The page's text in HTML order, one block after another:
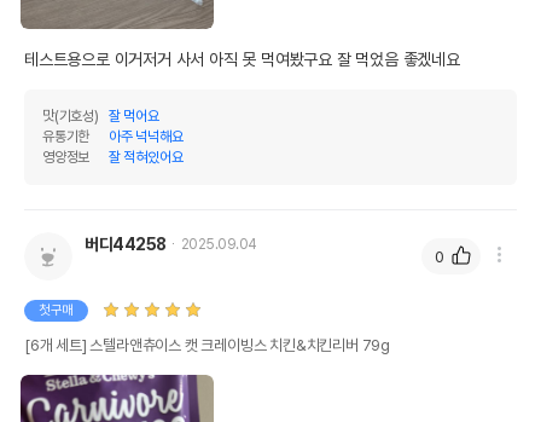
테스트용으로 이거저거 사서 아직 못 먹여봤구요 잘 먹었음 좋겠네요
맛(기호성)
잘 먹어요
유통기한
아주 넉넉해요
영양정보
잘 적혀있어요
버디44258 2025.09.04
첫구매
[6개 세트] 스텔라앤츄이스 캣 크레이빙스 치킨&치킨리버 79g
0